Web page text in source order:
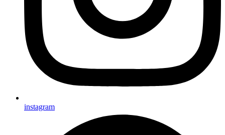
instagram